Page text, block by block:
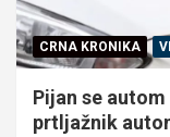
CRNA KRONIKA
Pijan se
prtljažnik